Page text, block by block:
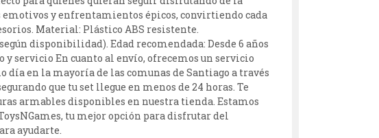
y enfrentamientos épicos, convirtiendo cada
Material: Plástico ABS resistente.
disponibilidad). Edad recomendada: Desde 6 años
servicio En cuanto al envío, ofrecemos un servicio
en la mayoría de las comunas de Santiago a través
que tu set llegue en menos de 24 horas. Te
armables disponibles en nuestra tienda. Estamos
tu mejor opción para disfrutar del
ayudarte.